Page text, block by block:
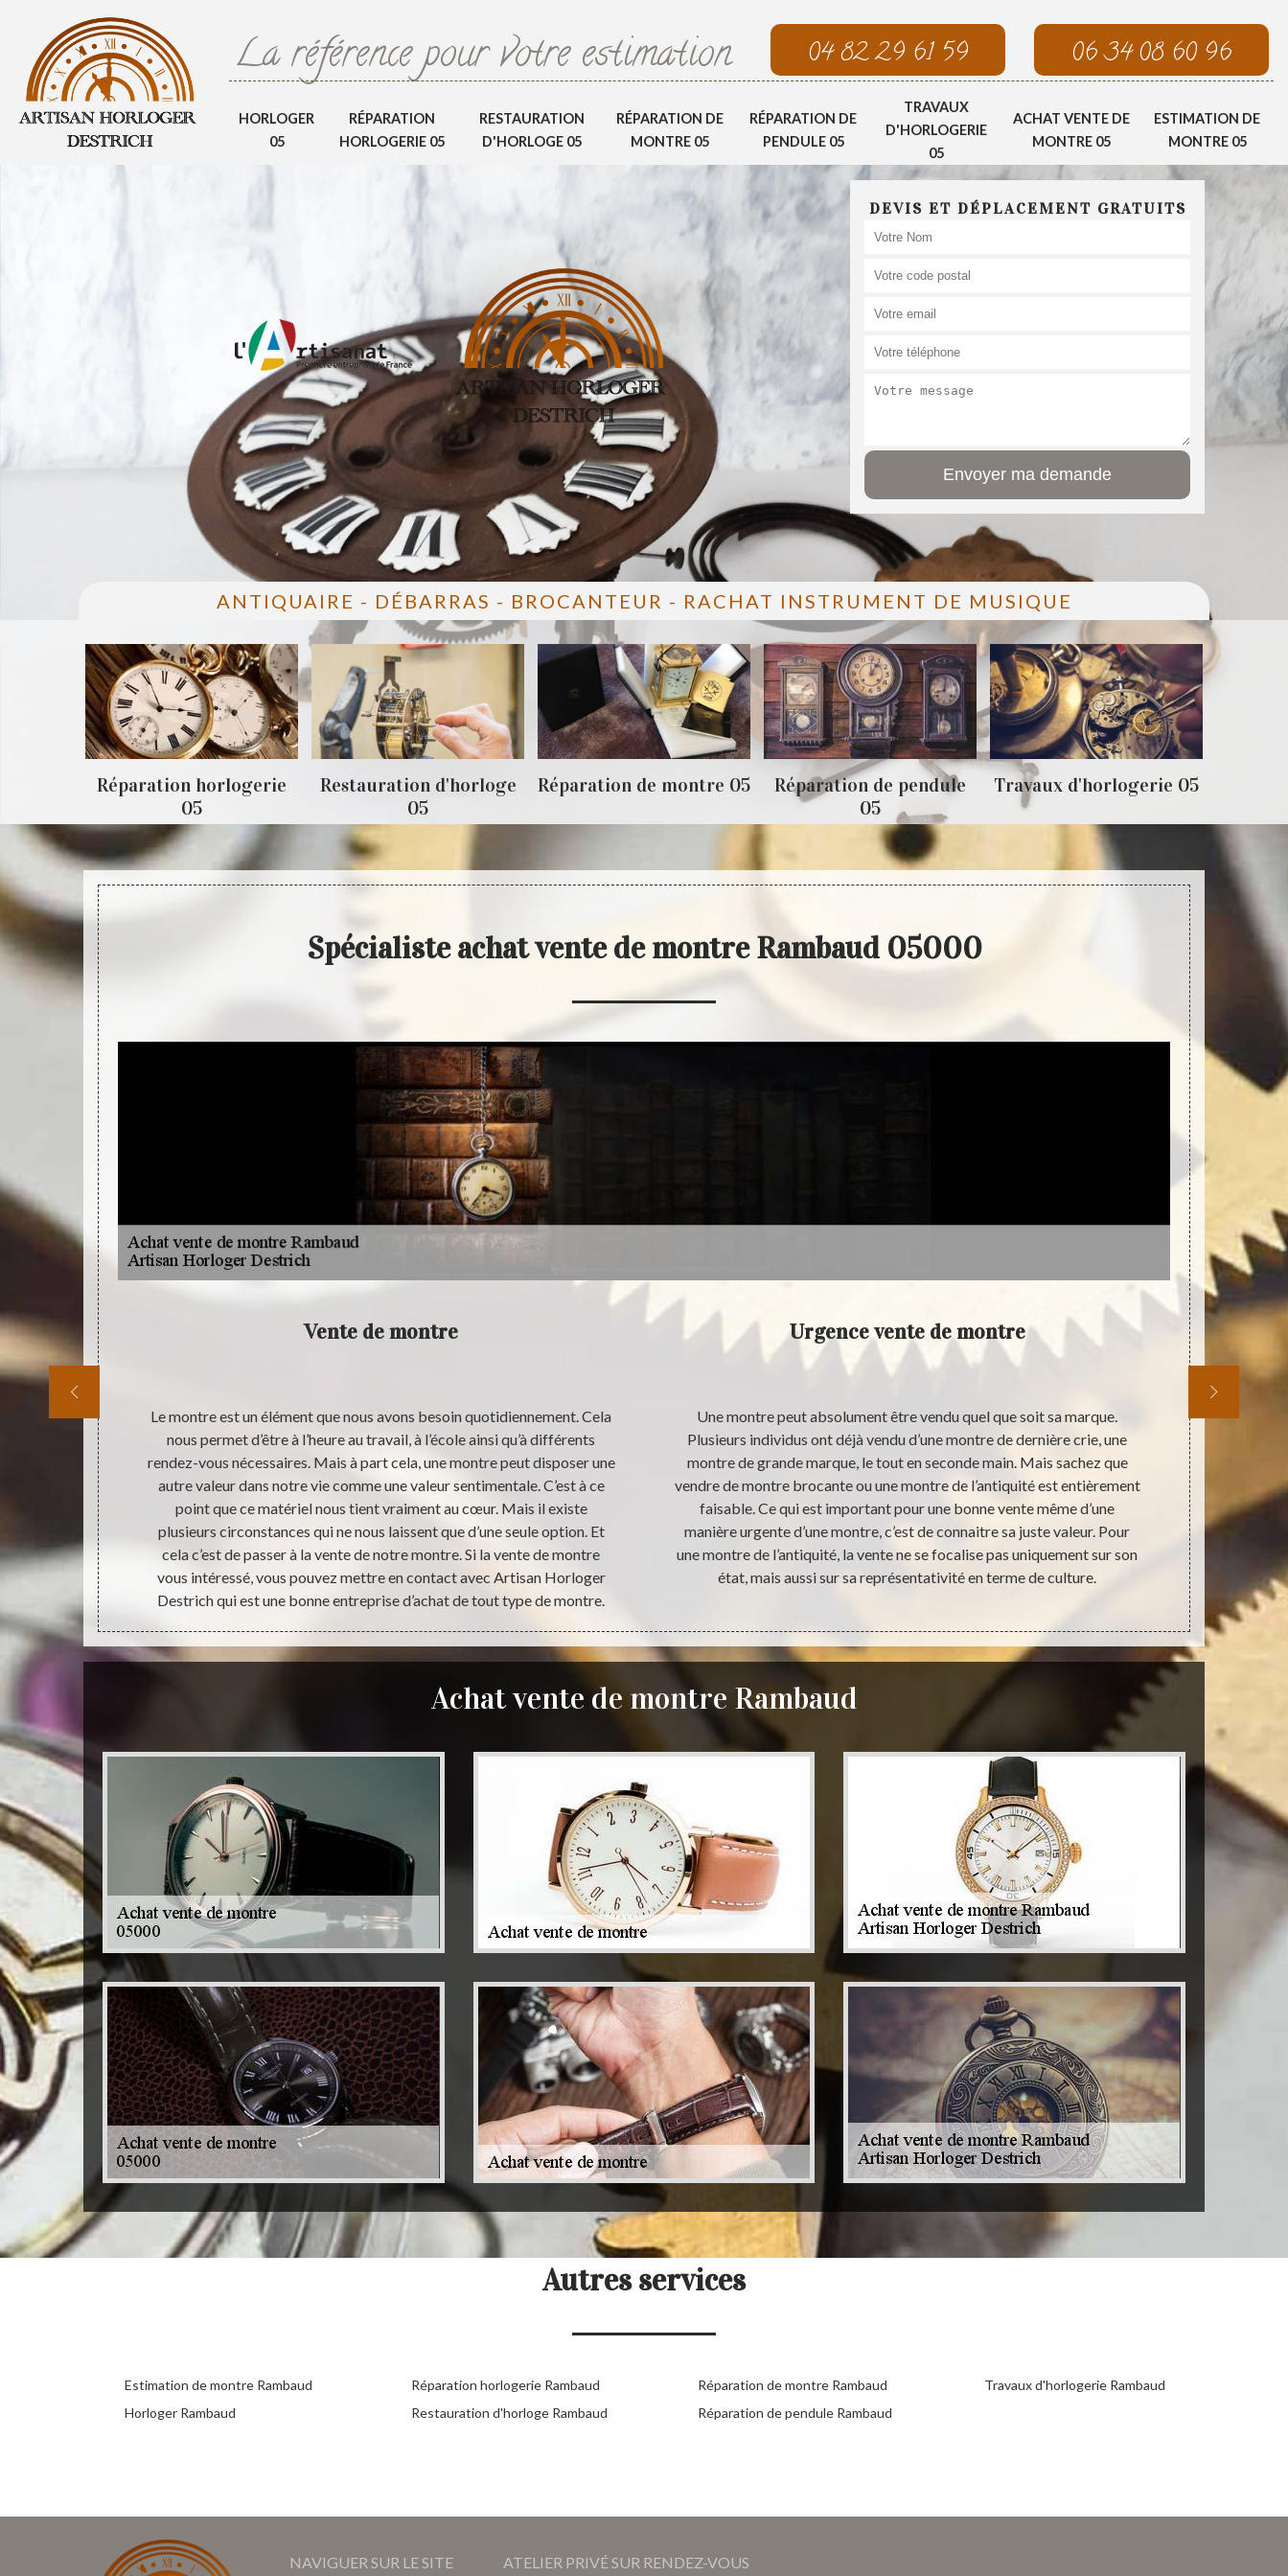
La référence pour votre estimation 04 82 29 61 59 06 34 08 60 96
HORLOGER
05
RÉPARATION
HORLOGERIE 05
RESTAURATION
D'HORLOGE 05
RÉPARATION DE
MONTRE 05
RÉPARATION DE
PENDULE 05
TRAVAUX
D'HORLOGERIE
05
ACHAT VENTE DE
MONTRE 05
ESTIMATION DE
MONTRE 05
DEVIS ET DÉPLACEMENT GRATUITS
ANTIQUAIRE - DÉBARRAS - BROCANTEUR - RACHAT INSTRUMENT DE MUSIQUE
Réparation horlogerie
05
Restauration d'horloge
05
Réparation de montre 05
Réparation de pendule
05
Travaux d'horlogerie 05
Spécialiste achat vente de montre Rambaud 05000
vous ne
pour viser
Vente de montre
Le montre est un élément que nous avons besoin quotidiennement. Cela
nous permet d’être à l’heure au travail, à l’école ainsi qu’à différents
rendez-vous nécessaires. Mais à part cela, une montre peut disposer une
autre valeur dans notre vie comme une valeur sentimentale. C’est à ce
point que ce matériel nous tient vraiment au cœur. Mais il existe
plusieurs circonstances qui ne nous laissent que d’une seule option. Et
cela c’est de passer à la vente de notre montre. Si la vente de montre
vous intéressé, vous pouvez mettre en contact avec Artisan Horloger
Destrich qui est une bonne entreprise d’achat de tout type de montre.
Urgence vente de montre
Une montre peut absolument être vendu quel que soit sa marque.
Plusieurs individus ont déjà vendu d’une montre de dernière crie, une
montre de grande marque, le tout en seconde main. Mais sachez que
vendre de montre brocante ou une montre de l’antiquité est entièrement
faisable. Ce qui est important pour une bonne vente même d’une
manière urgente d’une montre, c’est de connaitre sa juste valeur. Pour
une montre de l’antiquité, la vente ne se focalise pas uniquement sur son
état, mais aussi sur sa représentativité en terme de culture.
Sans devoir
devoir
par
Artisan
Achat vente de montre Rambaud
Autres services
Estimation de montre Rambaud
Horloger Rambaud
Réparation horlogerie Rambaud
Restauration d'horloge Rambaud
Réparation de montre Rambaud
Réparation de pendule Rambaud
Travaux d'horlogerie Rambaud
NAVIGUER SUR LE SITE ATELIER PRIVÉ SUR RENDEZ-VOUS